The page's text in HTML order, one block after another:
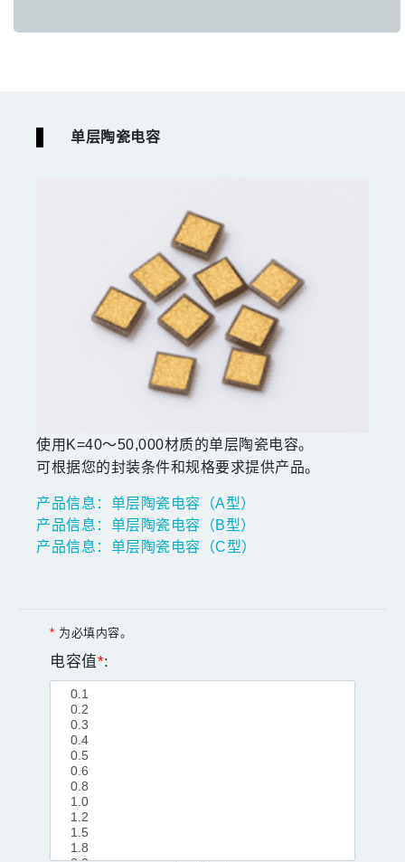
单层陶瓷电容
使用K=40～50,000材质的单层陶瓷电容。
可根据您的封装条件和规格要求提供产品。
产品信息：单层陶瓷电容（A型）
产品信息：单层陶瓷电容（B型）
产品信息：单层陶瓷电容（C型）
* 为必填内容。
电容值*: